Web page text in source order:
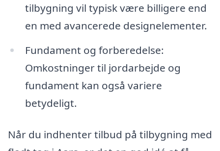
tilbygning vil typisk være billigere end
en med avancerede designelementer.
Fundament og forberedelse:
Omkostninger til jordarbejde og
fundament kan også variere
betydeligt.
Når du indhenter tilbud på tilbygning med